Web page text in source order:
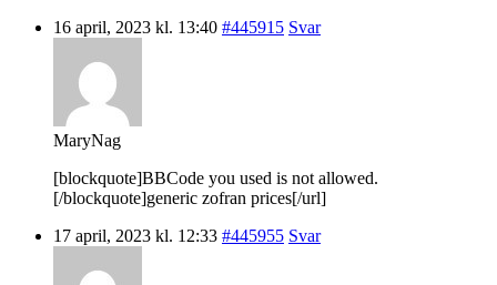
16 april, 2023 kl. 13:40 #445915 Svar
MaryNag
[blockquote]BBCode you used is not allowed.
[/blockquote]generic zofran prices[/url]
17 april, 2023 kl. 12:33 #445955 Svar